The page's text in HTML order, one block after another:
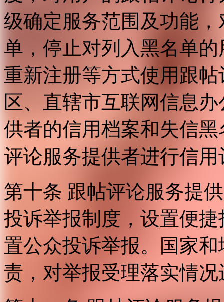
级确定服务范围及功能
单，停止对列入黑名单
重新注册等方式使用跟
区、直辖市互联网信息
供者的信用档案和失信
评论服务提供者进行信用
第十条 跟帖评论服务提
投诉举报制度，设置便
置公众投诉举报。国家
责，对举报受理落实情